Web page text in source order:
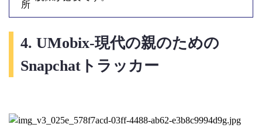
4. UMobix-現代の親のための
Snapchatトラッカー